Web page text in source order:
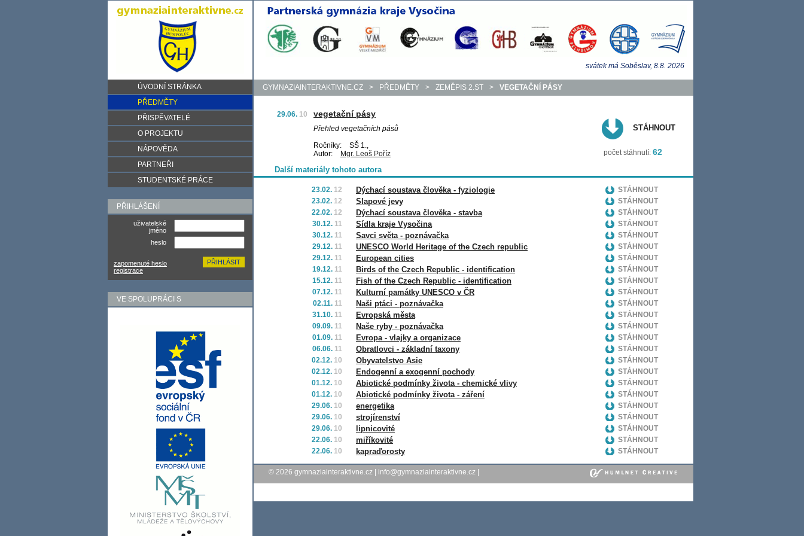
ÚVODNÍ STRÁNKA
PŘEDMĚTY
PŘISPĚVATELÉ
O PROJEKTU
NÁPOVĚDA
PARTNEŘI
STUDENTSKÉ PRÁCE
PŘIHLÁŠENÍ
uživatelské
jméno
heslo
zapomenuté heslo
registrace
VE SPOLUPRÁCI S
svátek má Soběslav, 8.8. 2026
GYMNAZIAINTERAKTIVNE.CZ > PŘEDMĚTY > ZEMĚPIS 2.ST > VEGETAČNÍ PÁSY
29.06. 10 vegetační pásy
Přehled vegetačních pásů
Ročníky:
SŠ 1.,
Autor:
Mgr. Leoš Poříz
STÁHNOUT
počet stáhnutí: 62
Další materiály tohoto autora
23.02. 12 Dýchací soustava člověka - fyziologie
STÁHNOUT
23.02. 12 Slapové jevy
STÁHNOUT
22.02. 12 Dýchací soustava člověka - stavba
STÁHNOUT
30.12. 11 Sídla kraje Vysočina
STÁHNOUT
30.12. 11 Savci světa - poznávačka
STÁHNOUT
29.12. 11 UNESCO World Heritage of the Czech republic
STÁHNOUT
29.12. 11 European cities
STÁHNOUT
19.12. 11 Birds of the Czech Republic - identification
STÁHNOUT
15.12. 11 Fish of the Czech Republic - identification
STÁHNOUT
07.12. 11 Kulturní památky UNESCO v ČR
STÁHNOUT
02.11. 11 Naši ptáci - poznávačka
STÁHNOUT
31.10. 11 Evropská města
STÁHNOUT
09.09. 11 Naše ryby - poznávačka
STÁHNOUT
01.09. 11 Evropa - vlajky a organizace
STÁHNOUT
06.06. 11 Obratlovci - základní taxony
STÁHNOUT
02.12. 10 Obyvatelstvo Asie
STÁHNOUT
02.12. 10 Endogenní a exogenní pochody
STÁHNOUT
01.12. 10 Abiotické podmínky života - chemické vlivy
STÁHNOUT
01.12. 10 Abiotické podmínky života - záření
STÁHNOUT
29.06. 10 energetika
STÁHNOUT
29.06. 10 strojírenství
STÁHNOUT
29.06. 10 lipnicovité
STÁHNOUT
22.06. 10 miříkovité
STÁHNOUT
22.06. 10 kapraďorosty STÁHNOUT
© 2026 gymnaziainteraktivne.cz info@gymnaziainteraktivne.cz